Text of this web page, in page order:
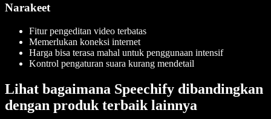
Narakeet
Fitur pengeditan video terbatas
Memerlukan koneksi internet
Harga bisa terasa mahal untuk penggunaan intensif
Kontrol pengaturan suara kurang mendetail
Lihat bagaimana Speechify dibandingkan
dengan produk terbaik lainnya